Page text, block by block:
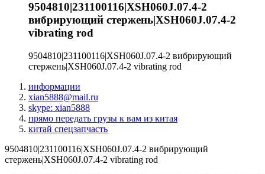
9504810|231100116|XSH060J.07.4-2
вибрирующий стержень|XSH060J.07.4-2
vibrating rod
9504810|231100116|XSH060J.07.4-2 вибрирующий
стержень|XSH060J.07.4-2 vibrating rod
информации
xian5888@mail.ru
skype: xian5888
прямо передать грузы к вам из китая
китай спецзапчасть
9504810|231100116|XSH060J.07.4-2 вибрирующий
стержень|XSH060J.07.4-2 vibrating rod